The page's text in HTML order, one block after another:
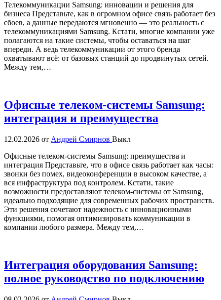
Телекоммуникации Samsung: инновации и решения для
бизнеса Представьте, как в огромном офисе связь работает без
сбоев, а данные передаются мгновенно — это реальность с
телекоммуникациями Samsung. Кстати, многие компании уже
полагаются на такие системы, чтобы оставаться на шаг
впереди. А ведь телекоммуникации от этого бренда
охватывают всё: от базовых станций до продвинутых сетей.
Между тем,…
Офисные телеком-системы Samsung:
интеграция и преимущества
12.02.2026 от Андрей Смирнов Выкл
Офисные телеком-системы Samsung: преимущества и
интеграция Представьте, что в офисе связь работает как часы:
звонки без помех, видеоконференции в высоком качестве, а
вся инфраструктура под контролем. Кстати, такие
возможности предоставляют телеком-системы от Samsung,
идеально подходящие для современных рабочих пространств.
Эти решения сочетают надежность с инновационными
функциями, помогая оптимизировать коммуникации в
компании любого размера. Между тем,…
Интеграция оборудования Samsung:
полное руководство по подключению